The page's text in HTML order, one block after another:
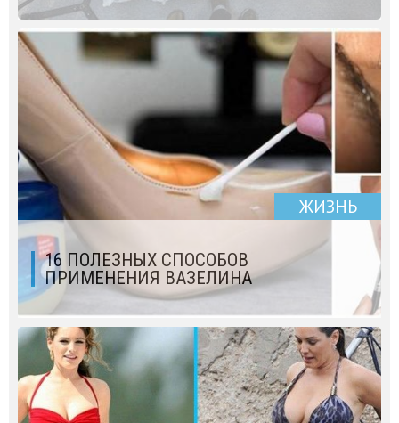
ЖИЗНЬ
16 ПОЛЕЗНЫХ СПОСОБОВ
ПРИМЕНЕНИЯ ВАЗЕЛИНА